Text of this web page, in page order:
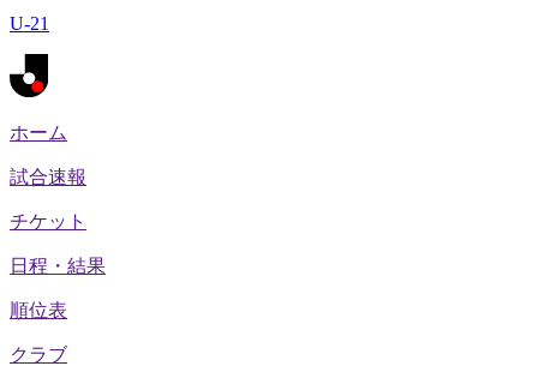
U-21
ホーム
試合速報
チケット
日程・結果
順位表
クラブ